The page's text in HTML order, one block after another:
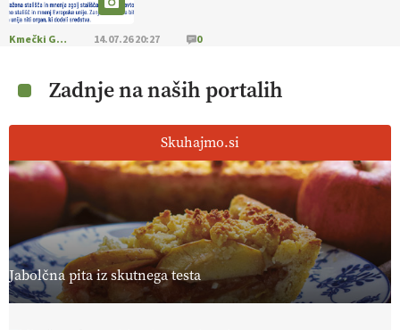
Kmečki Glas 14.07.26 20:27 0
Zadnje na naših portalih
Skuhajmo.si
Jabolčna pita iz skutnega testa